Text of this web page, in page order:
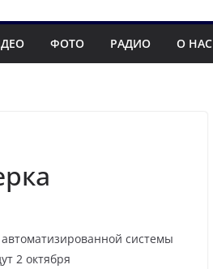
ФОТО РАДИО О НАС
системы
2 октября